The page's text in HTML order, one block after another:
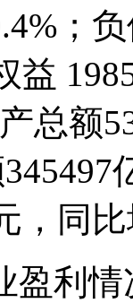
；
益
总额
，同
利情